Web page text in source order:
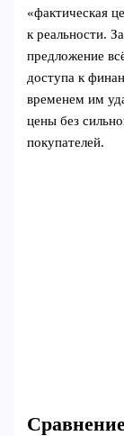
«фактическая
к реальности.
предложение
доступа к
временем им
цены без
покупателей.